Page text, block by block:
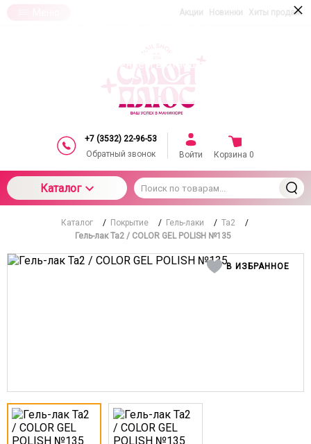
Акции Новинки Хиты продаж
+7 (3532) 22-96-53
Обратный звонок
Войти Корзина 0
Каталог
Каталог / Покрытие / Гель-лаки / Ta2
/
Гель-лак Ta2 / COLOR GEL POLISH №135
В ИЗБРАННОЕ
компанией cookie-файлов в соответствии с
настоящим соглашением в отношении данного
×